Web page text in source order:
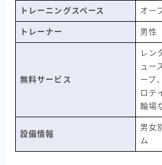
トレーニングスペース オー
トレーナー 男性
無料サービス
レン
ュー
ープ
ロテ
輪場
設備情報
男女
ム